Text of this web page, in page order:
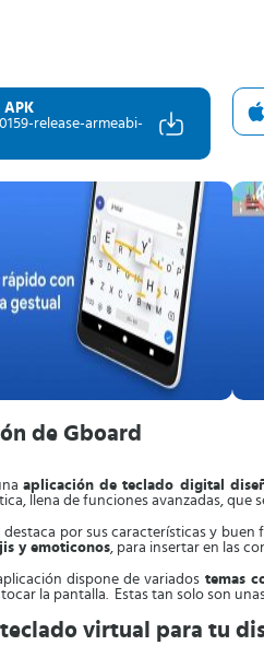
APK
release-armeabi-
de Gboard
aplicación de teclado digital
llena de funciones avanzadas, que
destaca por sus características y
y emoticonos, para insertar en las
dispone de variados temas
tocar la pantalla. Estas tan solo son
teclado virtual para tu